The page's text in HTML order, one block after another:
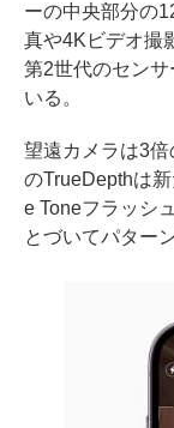
ーの中央部分の
真や4Kビデオ撮
第2世代のセン
いる。
望遠カメラは3
のTrueDepthは
e Toneフラッシ
とづいてパター